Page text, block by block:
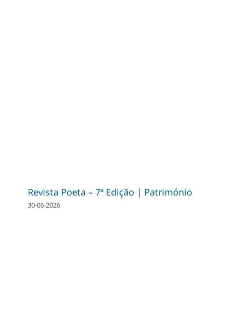
Revista Poeta – 7ª Edição | Património
30-06-2026